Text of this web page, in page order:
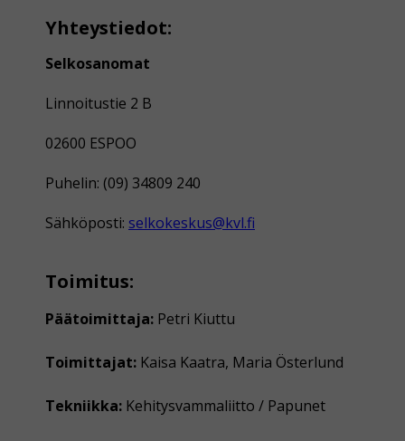
Yhteystiedot:
Selkosanomat
Linnoitustie 2 B
02600 ESPOO
Puhelin: (09) 34809 240
Sähköposti: selkokeskus@kvl.fi
Toimitus:
Päätoimittaja: Petri Kiuttu
Toimittajat: Kaisa Kaatra, Maria Österlund
Tekniikka: Kehitysvammaliitto / Papunet